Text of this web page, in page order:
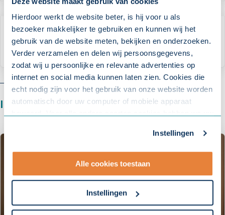
Hierdoor werkt de website beter, is hij voor u als
bezoeker makkelijker te gebruiken en kunnen wij het
gebruik van de website meten, bekijken en onderzoeken.
Verder verzamelen en delen wij persoonsgegevens,
zodat wij u persoonlijke en relevante advertenties op
internet en social media kunnen laten zien. Cookies die
echt nodig zijn voor het gebruik van onze website worden
automatisch door uw computer of mobiele apparaat
aanpassen. Met uw toestemming delen wij uw gegevens
- Lees hier onzeprivacyverklaringen onze
Om uw toestemmingsvoorkeur te wijzigen, klikt u op
Instellingen
Alle cookies toestaan
Instellingen
VRAAG HET SAZAS
Staat uw vraag hier niet bij?
Interessantvoor u